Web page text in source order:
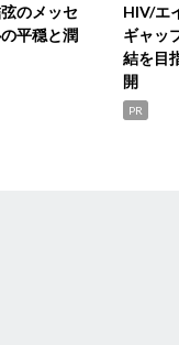
のメッセ
平穏と潤
HIV/エ
ギャッ
結を目
開
PR